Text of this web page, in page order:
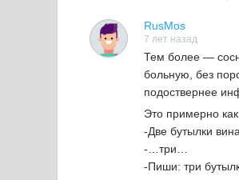
RusMos
7 лет назад
Тем более —
больную, без
подоствернее
Это примерно
-Две бутылки
-…три…
-Пиши: три